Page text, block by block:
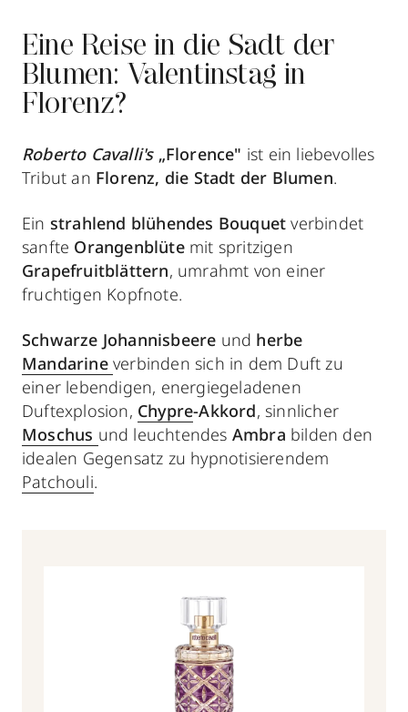
Eine Reise in die Sadt der
Blumen: Valentinstag in
Florenz?
Roberto Cavalli's„Florence" ist ein liebevolles
Tribut an Florenz, die Stadt der Blumen.
Ein strahlend blühendes Bouquet verbindet
sanfte Orangenblütemit spritzigen
Grapefruitblättern, umrahmt von einer
fruchtigen Kopfnote.
Schwarze Johannisbeere und herbe
Mandarine verbinden sich in dem Duft zu
einer lebendigen, energiegeladenen
Duftexplosion, Chypre-Akkord, sinnlicher
Moschus und leuchtendes Ambra bilden den
idealen Gegensatz zu hypnotisierendem
Patchouli.